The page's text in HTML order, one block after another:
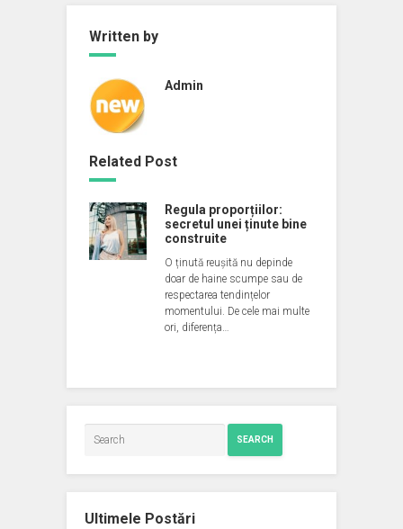
Written by
Admin
Related Post
Regula proporțiilor:
secretul unei ținute bine
construite
O ținută reușită nu depinde
doar de haine scumpe sau de
respectarea tendințelor
momentului. De cele mai multe
ori, diferența…
SEARCH
Ultimele Postări